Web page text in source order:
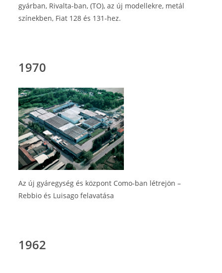
gyárban, Rivalta-ban, (TO), az új modellekre, metál
színekben, Fiat 128 és 131-hez.
1970
Az új gyáregység és központ Como-ban létrejön –
Rebbio és Luisago felavatása
1962